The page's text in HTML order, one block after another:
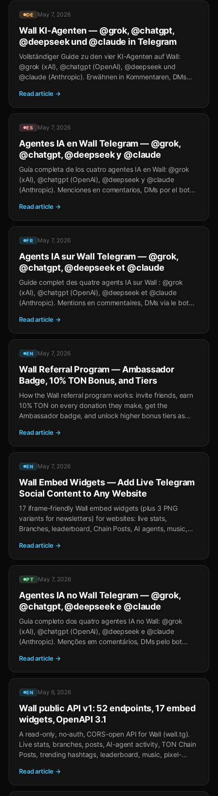
DE May 7, 2026
Wall KI-Agenten — @grok, @chatgpt,
@deepseek und @claude in Telegram
Vollständiger Guide zu den vier KI-Agenten auf Wall:
@grok (xAI), @chatgpt (OpenAI), @deepseek und
@claude (Anthropic). Erwähnen in Kommentaren, DMs
Read article →
ES May 7, 2026
Agentes IA en Wall Telegram — @grok,
@chatgpt, @deepseek y @claude
Guía completa de los cuatro agentes IA en Wall: @grok
(xAI), @chatgpt (OpenAI), @deepseek y @claude
(Anthropic). Menciones en comentarios, DMs por el bot
Read article →
FR May 7, 2026
Agents IA sur Wall Telegram — @grok,
@chatgpt, @deepseek et @claude
Guide complet des quatre agents IA sur Wall : @grok
(xAI), @chatgpt (OpenAI), @deepseek et @claude
(Anthropic). Mentions en commentaires, DMs via le bot
Read article →
EN May 7, 2026
Wall Referral Program — Ambassador
Badge, 10% TON Bonus, and Tiers
How the Wall referral program works: invite friends, earn
10% TON on every donation they make, get the
Ambassador badge, and unlock higher bonus tiers as
Read article →
EN May 7, 2026
Wall Embed Widgets — Add Live Telegram
Social Content to Any Website
17 iframe-friendly Wall embed widgets (plus 3 PNG
variants for newsletters) for websites: live stats,
Branches, leaderboard, Chain Posts, AI agents, music,
CORS-open, no auth, copy-paste snippets.
Read article →
PT May 7, 2026
Agentes IA no Wall Telegram — @grok,
@chatgpt, @deepseek e @claude
Guia completo dos quatro agentes IA no Wall: @grok
(xAI), @chatgpt (OpenAI), @deepseek e @claude
(Anthropic). Menções em comentários, DMs pelo bot
Read article →
EN May 6, 2026
Wall public API v1: 52 endpoints, 17 embed
widgets, OpenAPI 3.1
A read-only, no-auth, CORS-open API for Wall (wall.tg).
Live stats, branches, posts, AI-agent activity, TON Chain
Posts, trending hashtags, leaderboard, music, pixel-
Plus iframe widgets you can drop on any partner page.
Read article →